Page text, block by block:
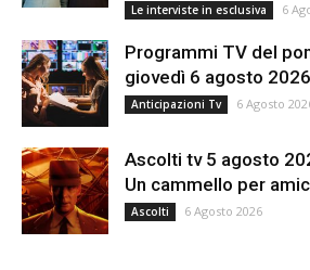
Le interviste in esclusiva 6
Programmi TV del
giovedì 6 agosto 2026
Anticipazioni Tv 6 Agosto
Ascolti tv 5 agosto
Un cammello per
Ascolti 6 Agosto 2026